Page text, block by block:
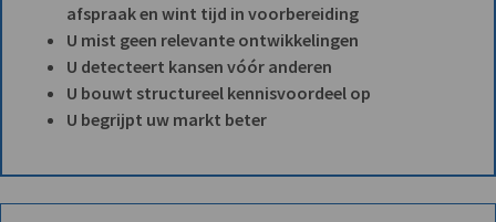
afspraak en wint tijd in voorbereiding
U mist geen relevante ontwikkelingen
U detecteert kansen vóór anderen
U bouwt structureel kennisvoordeel op
U begrijpt uw markt beter